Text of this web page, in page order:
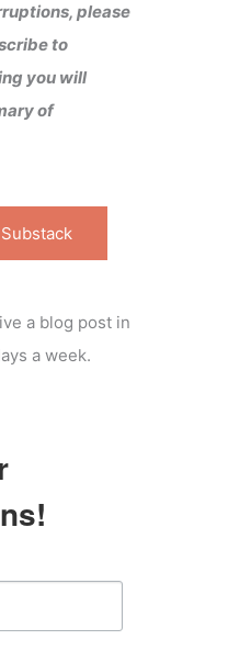
please
to
you will
of
a blog post in
a week.